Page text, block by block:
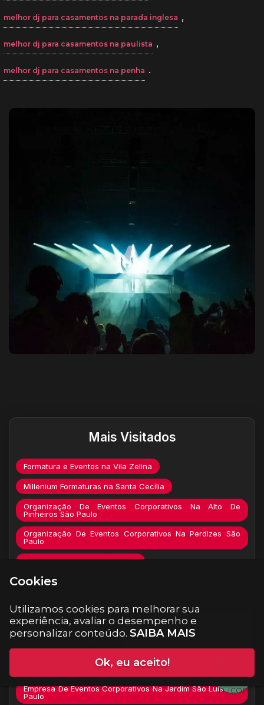
melhor dj para casamentos na parada inglesa ,
melhor dj para casamentos na paulista ,
melhor dj para casamentos na penha .
Mais Visitados
Formatura e Eventos na Vila Zelina
Millenium Formaturas na Santa Cecília
Organização De Eventos Corporativos Na Alto De
Pinheiros São Paulo
Organização De Eventos Corporativos Na Perdizes São
Paulo
Stillos Formaturas em Cumbica
Execução De Eventos Corporativos Na Morumbi São Paulo
Melhor DJ para Formaturas no Jardim São Luís
Organização De Eventos Corporativos Na Raposo Tavares
Empresa De Eventos Corporativos Na Jardim São Luís São
Paulo
Cookies
Utilizamos cookies para melhorar sua
experiência, avaliar o desempenho e
personalizar conteúdo. SAIBA MAIS
Ok, eu aceito!